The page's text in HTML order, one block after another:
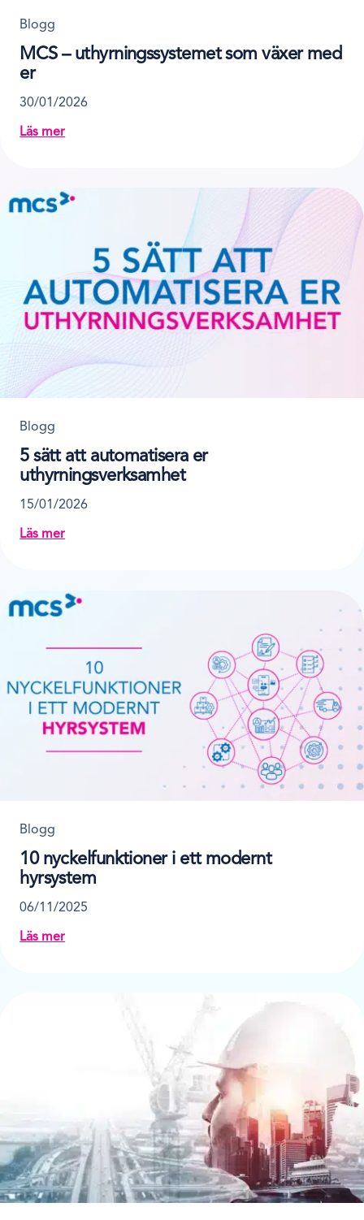
Blogg
MCS – uthyrningssystemet som växer med
er
30/01/2026
Läs mer
about MCS – uthyrningssystemet som växer med er
Blogg
5 sätt att automatisera er
uthyrningsverksamhet
15/01/2026
Läs mer
about 5 sätt att automatisera er uthyrningsverksamhet
Blogg
10 nyckelfunktioner i ett modernt
hyrsystem
06/11/2025
Läs mer
about 10 nyckelfunktioner i ett modernt hyrsystem